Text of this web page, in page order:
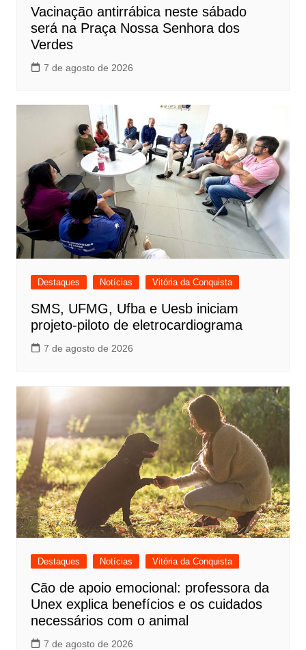
Vacinação antirrábica neste sábado
será na Praça Nossa Senhora dos
Verdes
7 de agosto de 2026
Destaques Notícias Vitória da Conquista
SMS, UFMG, Ufba e Uesb iniciam
projeto-piloto de eletrocardiograma
7 de agosto de 2026
Destaques Notícias Vitória da Conquista
Cão de apoio emocional: professora da
Unex explica benefícios e os cuidados
necessários com o animal
7 de agosto de 2026